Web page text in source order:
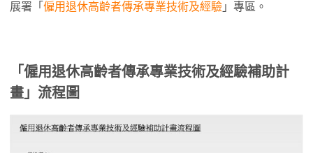
展署「 僱用退休高齡者傳承專業技術及經驗 」專區。
「僱用退休高齡者傳承專業技術及經驗補助計
畫」流程圖